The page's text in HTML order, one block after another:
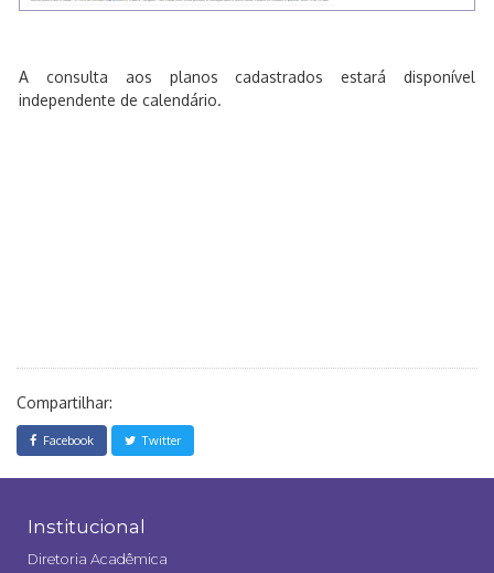
A consulta aos planos cadastrados estará disponível
independente de calendário.
Compartilhar:
Facebook Twitter
Institucional
Diretoria Acadêmica